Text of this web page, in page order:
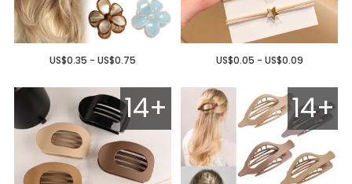
US$0.35 - US$0.75 US$0.05 - US$0.09
14+ 14+